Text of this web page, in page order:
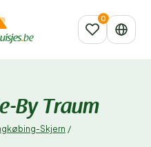
By Traum
Skjern /